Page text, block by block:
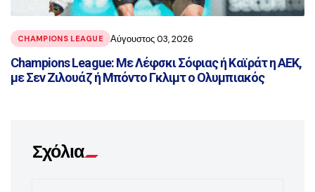
CHAMPIONS LEAGUE Αύγουστος 03, 2026
Champions League: Με Λέφσκι Σόφιας ή Καϊράτ η ΑΕΚ,
με Σεν Ζιλουάζ ή Μπόντο Γκλιμτ ο Ολυμπιακός
Σχόλια